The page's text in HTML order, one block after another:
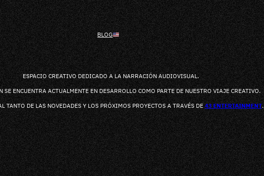
BLOG
ESPACIO CREATIVO DEDICADO A LA NARRACIÓN AUDIOVISUAL.
SE ENCUENTRA ACTUALMENTE EN DESARROLLO COMO PARTE DE NUESTRO VIAJE CREATIVO.
TANTO DE LAS NOVEDADES Y LOS PRÓXIMOS PROYECTOS A TRAVÉS DE43 ENTERTAINMENT.